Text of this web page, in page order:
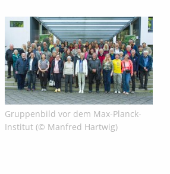
Gruppenbild vor dem Max-Planck-
Institut (© Manfred Hartwig)